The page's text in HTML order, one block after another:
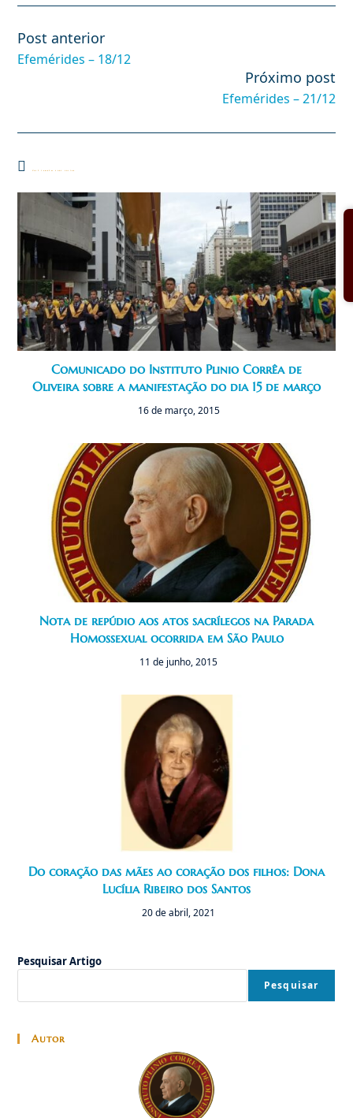
Leia
artigos
Post anterior
Efemérides – 18/12
Próximo post
Efemérides – 21/12
Comunicado do Instituto Plinio Corrêa de
Oliveira sobre a manifestação do dia 15 de março
16 de março, 2015
Nota de repúdio aos atos sacrílegos na Parada
Homossexual ocorrida em São Paulo
11 de junho, 2015
Do coração das mães ao coração dos filhos: Dona
Lucília Ribeiro dos Santos
20 de abril, 2021
Pesquisar Artigo
Pesquisar
Autor